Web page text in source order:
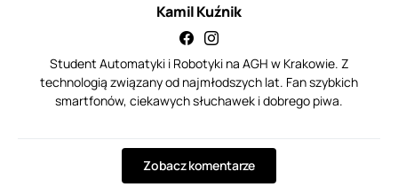
Kamil Kuźnik
Student Automatyki i Robotyki na AGH w Krakowie. Z
technologią związany od najmłodszych lat. Fan szybkich
smartfonów, ciekawych słuchawek i dobrego piwa.
Zobacz komentarze